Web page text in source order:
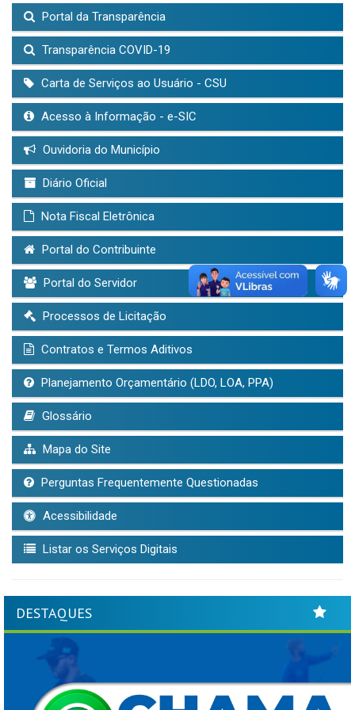
Portal da Transparência
Transparência COVID-19
Carta de Serviços ao Usuário - CSU
Acesso à Informação - e-SIC
Ouvidoria do Município
Diário Oficial
Nota Fiscal Eletrônica
Portal do Contribuinte
Portal do Servidor
Processos de Licitação
Contratos e Termos Aditivos
Planejamento Orçamentário (LDO, LOA, PPA)
Glossário
Mapa do Site
Perguntas Frequentemente Questionadas
Acessibilidade
Listar os Serviços Digitais
DESTAQUES